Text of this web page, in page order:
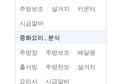
주방보조 설거지 카운터
시급알바
중화요리 , 분식
주방장 주방보조 배달원
홀서빙 주방찬모 설거지
요리사 시급알바